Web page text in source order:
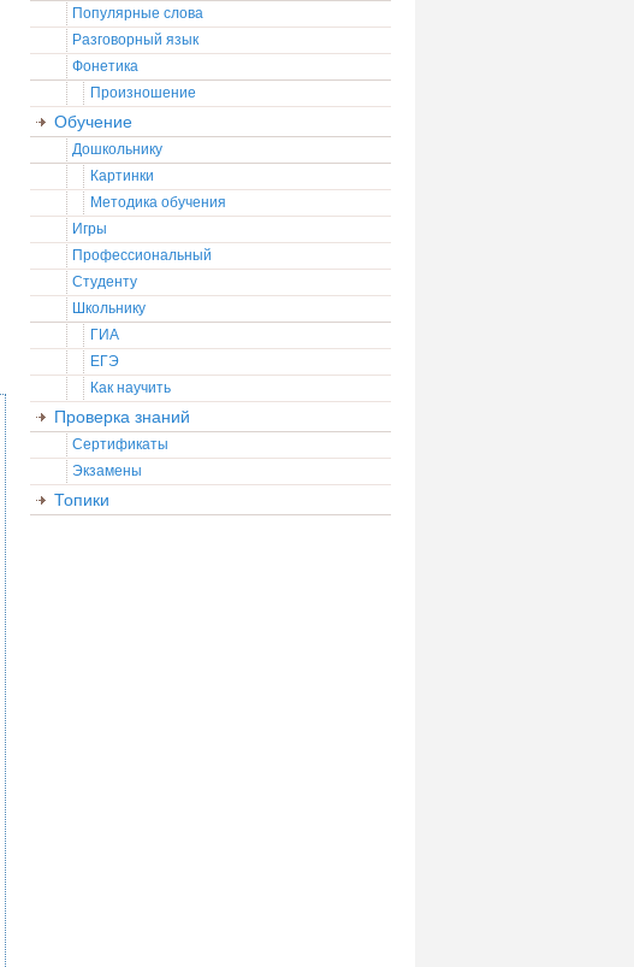
Популярные слова
Разговорный язык
Фонетика
Произношение
Обучение
Дошкольнику
Картинки
Методика обучения
Игры
Профессиональный
Студенту
Школьнику
ГИА
ЕГЭ
Как научить
Проверка знаний
Сертификаты
Экзамены
Топики